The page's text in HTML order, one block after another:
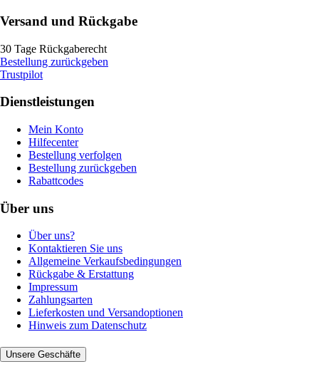
Versand und Rückgabe
30 Tage Rückgaberecht
Bestellung zurückgeben
Trustpilot
Dienstleistungen
Mein Konto
Hilfecenter
Bestellung verfolgen
Bestellung zurückgeben
Rabattcodes
Über uns
Über uns?
Kontaktieren Sie uns
Allgemeine Verkaufsbedingungen
Rückgabe & Erstattung
Impressum
Zahlungsarten
Lieferkosten und Versandoptionen
Hinweis zum Datenschutz
Unsere Geschäfte